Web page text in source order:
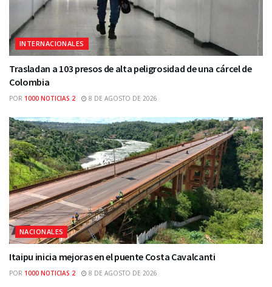
INTERNACIONALES
Trasladan a 103 presos de alta peligrosidad de una cárcel de
Colombia
POR 1000 NOTICIAS 2 8 DE AGOSTO DE 2026
NACIONALES
Itaipu inicia mejoras en el puente Costa Cavalcanti
POR 1000 NOTICIAS 2 8 DE AGOSTO DE 2026